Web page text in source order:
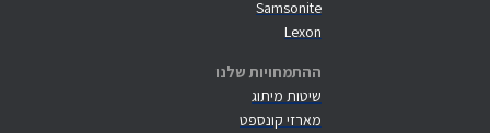
Samsonite
Lexon
ההתמחויות שלנו
שיטות מיתוג
מארזי קונספט